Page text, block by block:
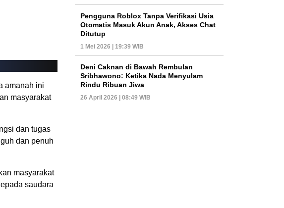
amanah ini
masyarakat
dan tugas
dan penuh
masyarakat
saudara
Pengguna Roblox Tanpa Verifikasi Usia
Otomatis Masuk Akun Anak, Akses Chat
Ditutup
1 Mei 2026 | 19:39 WIB
Deni Caknan di Bawah Rembulan
Sribhawono: Ketika Nada Menyulam
Rindu Ribuan Jiwa
26 April 2026 | 08:49 WIB